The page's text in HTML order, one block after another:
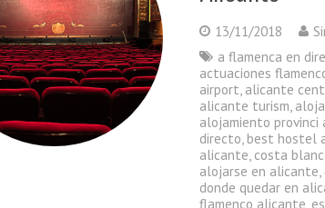
13/11/2018
a flamenca en
actuaciones
airport, alicante
alicante turism,
alojamiento provinci
directo, best hostel
alicante, costa
alojarse en alicante,
donde quedar en
flamenco alicante,